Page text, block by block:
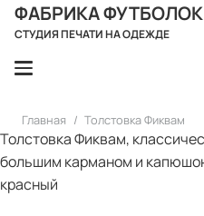
ФАБРИКА ФУТБОЛОК
СТУДИЯ ПЕЧАТИ НА ОДЕЖДЕ
Главная / Толстовка Фиквам
Толстовка Фиквам,
большим карманом и
красный